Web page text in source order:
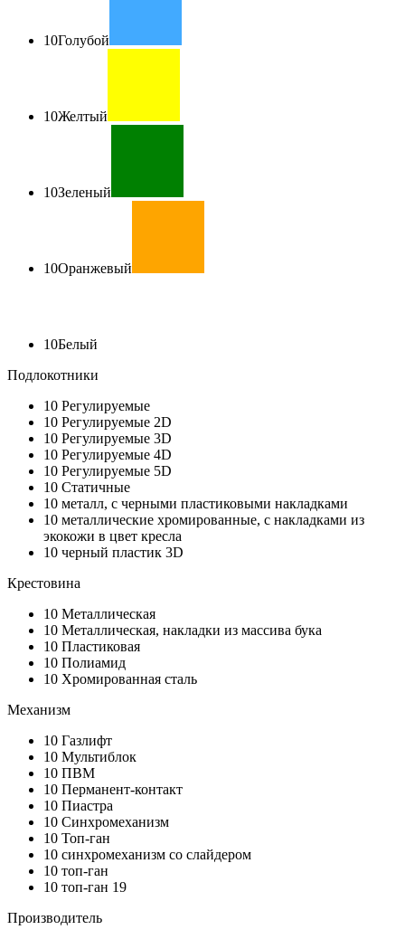
10Голубой
10Желтый
10Зеленый
10Оранжевый
10Белый
Подлокотники
10 Регулируемые
10 Регулируемые 2D
10 Регулируемые 3D
10 Регулируемые 4D
10 Регулируемые 5D
10 Статичные
10 металл, с черными пластиковыми накладками
10 металлические хромированные, с накладками из
экокожи в цвет кресла
10 черный пластик 3D
Крестовина
10 Металлическая
10 Металлическая, накладки из массива бука
10 Пластиковая
10 Полиамид
10 Хромированная сталь
Механизм
10 Газлифт
10 Мультиблок
10 ПВМ
10 Перманент-контакт
10 Пиастра
10 Синхромеханизм
10 Топ-ган
10 синхромеханизм со слайдером
10 топ-ган
10 топ-ган 19
Производитель